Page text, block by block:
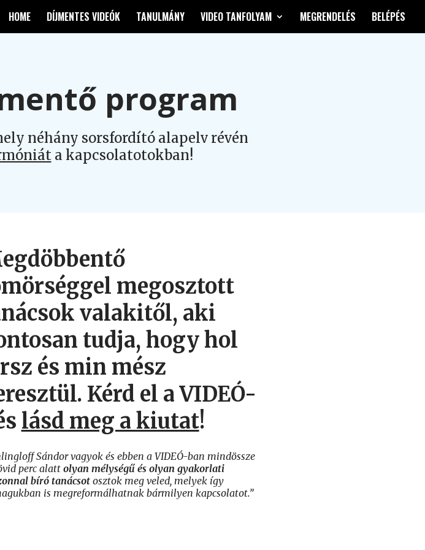
HOME DÍJMENTES VIDEÓK TANULMÁNY VIDEO TANFOLYAM MEGRENDELÉS BELÉPÉS
program
néhány sorsfordító alapelv révén
a kapcsolatotokban!
megosztott
valakitől, aki
tudja, hogy hol
és min mész
Kérd el a VIDEÓ-
lásd meg a kiutat!
Sándor vagyok és ebben a VIDEÓ-ban mindössze
perc alatt olyan mélységű és olyan gyakorlati
bíró tanácsotosztok meg veled, melyek így
is megreformálhatnak bármilyen kapcsolatot.”